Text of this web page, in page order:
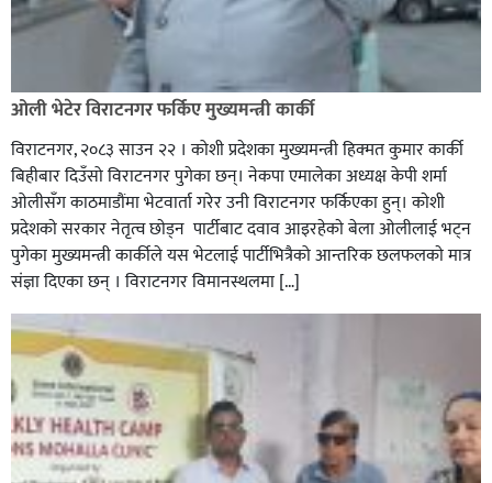
ओली भेटेर विराटनगर फर्किए मुख्यमन्त्री कार्की
विराटनगर, २०८३ साउन २२ । कोशी प्रदेशका मुख्यमन्त्री हिक्मत कुमार कार्की
बिहीबार दिउँसो विराटनगर पुगेका छन्। नेकपा एमालेका अध्यक्ष केपी शर्मा
ओलीसँग काठमाडौंमा भेटवार्ता गरेर उनी विराटनगर फर्किएका हुन्। काेशी
प्रदेशकाे सरकार नेतृत्व छाेड्न पार्टीबाट दवाव आइरहेकाे बेला ओलीलाई भट्न
पुगेका मुख्यमन्त्री कार्कीले यस भेटलाई पार्टीभित्रैको आन्तरिक छलफलकाे मात्र
संज्ञा दिएका छन् । विराटनगर विमानस्थलमा […]